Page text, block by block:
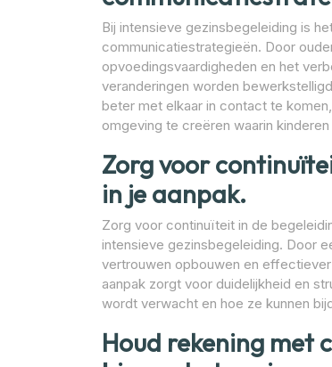
Bij intensieve gezinsbegeleiding is
communicatiestrategieën. Door
opvoedingsvaardigheden en het
veranderingen worden
beter met elkaar in contact te
omgeving te creëren waarin
Zorg voor
in je aanpak.
Zorg voor continuïteit in de
intensieve gezinsbegeleiding. Door
vertrouwen opbouwen en
aanpak zorgt voor duidelijkheid en
wordt verwacht en hoe ze kunnen
Houd rekening met